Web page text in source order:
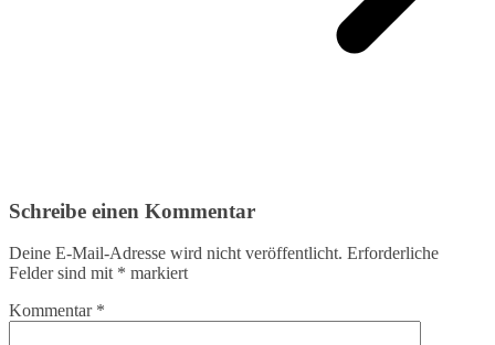
Schreibe einen Kommentar
Deine E-Mail-Adresse wird nicht veröffentlicht. Erforderliche
Felder sind mit * markiert
Kommentar *